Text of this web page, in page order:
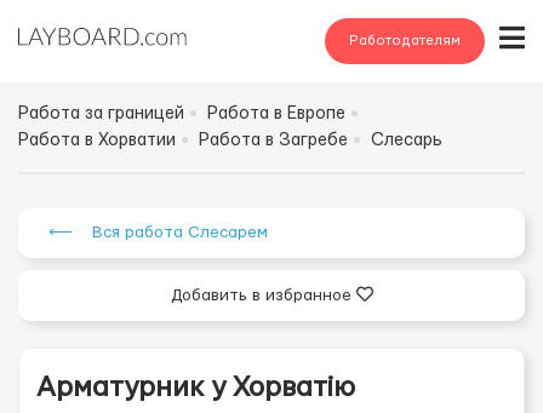
Работодателям
Работа за границей
Работа в Европе
Работа в Хорватии
Работа в Загребе Слесарь
⟵ Вся работа Слесарем
Добавить в избранное
Арматурник у Хорватію